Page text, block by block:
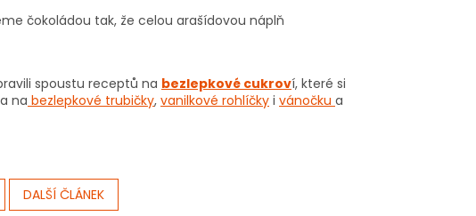
čokoládou tak, že celou arašídovou náplň
spoustu receptů na bezlepkové cukroví, které si
na bezlepkové trubičky, vanilkové rohlíčky i vánočku a
DALŠÍ ČLÁNEK